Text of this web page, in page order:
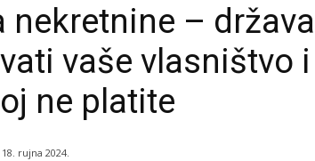
nekretnine –
vaše vlasništvo
ne platite
18. rujna 2024.